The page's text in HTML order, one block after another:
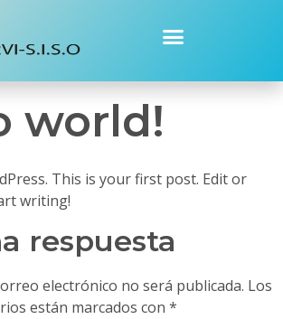
world!
This is your first post. Edit or
writing!
respuesta
electrónico no será publicada. Los
están marcados con *